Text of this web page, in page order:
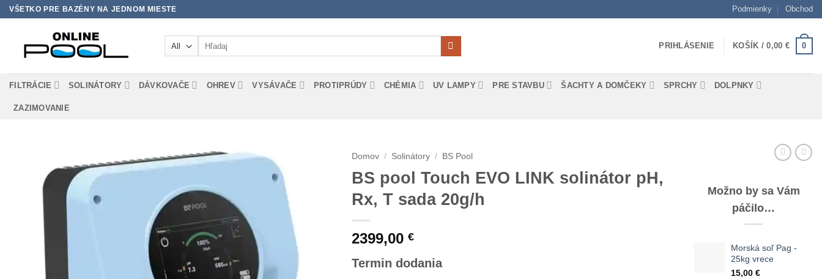
SkipVŠETKO PRE BAZÉNY NA JEDNOM MIESTE Podmienky Obchod
PRIHLÁSENIE KOŠÍK /0,00 € 0
FILTRÁCIE SOLINÁTORY DÁVKOVAČE OHREV VYSÁVAČE PROTIPRÚDY CHÉMIA UV LAMPY PRE STAVBU ŠACHTY A DOMČEKY SPRCHY DOLPNKY
ZAZIMOVANIE
Domov / Solinátory / BS Pool
BS pool Touch EVO LINK solinátor pH,
Rx, T sada 20g/h
2399,00 €
Termin dodania
Možno by sa Vám
páčilo…
Morská soľ Pag -
25kg vrece
15,00 €